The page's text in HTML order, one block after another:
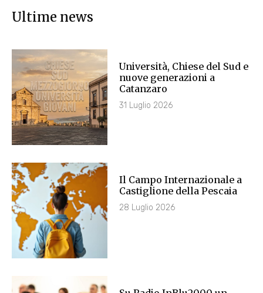
Ultime news
Università, Chiese del Sud e
nuove generazioni a
Catanzaro
31 Luglio 2026
Il Campo Internazionale a
Castiglione della Pescaia
28 Luglio 2026